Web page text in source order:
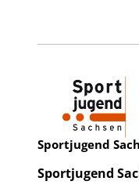
Sportjugend
Sportjugend